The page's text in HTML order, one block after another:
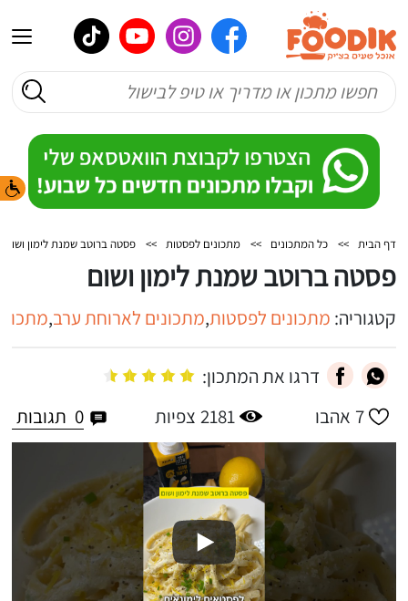
דף הבית >> כל המתכונים >> מתכונים לפסטות >> פסטה ברוטב שמנת לימון ושום
פסטה ברוטב שמנת לימון ושום
קטגוריה: מתכונים לפסטות,מתכונים לארוחת ערב,
דרגו את המתכון:
7 אהבו 2181 צפיות 0 תגובות